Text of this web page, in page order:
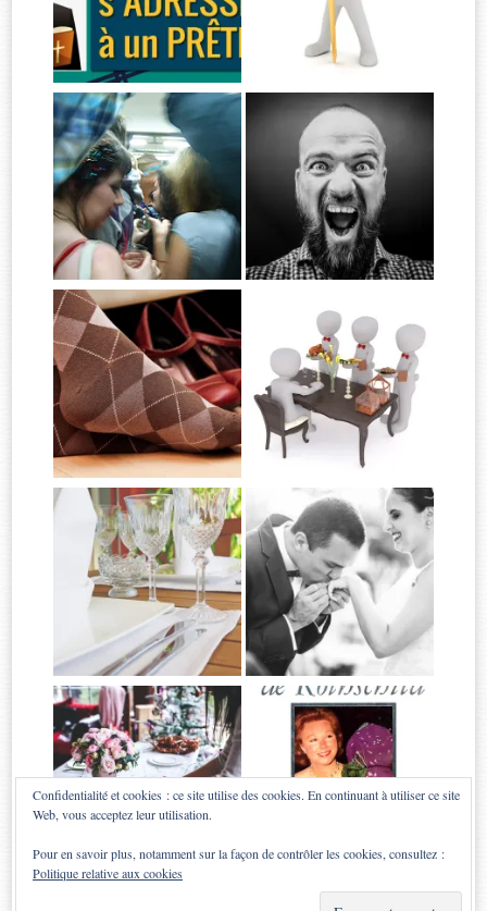
Confidentialité et cookies : ce site utilise des cookies. En continuant à utiliser ce site
Web, vous acceptez leur utilisation.
Pour en savoir plus, notamment sur la façon de contrôler les cookies, consultez :
Politique relative aux cookies